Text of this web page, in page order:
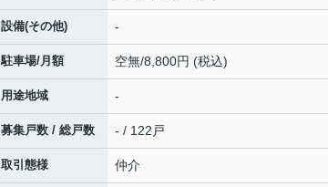
設備(その他) -
駐車場/月額 空無/8,800円 (税込)
用途地域 -
募集戸数 / 総戸数 - / 122戸
取引態様 仲介